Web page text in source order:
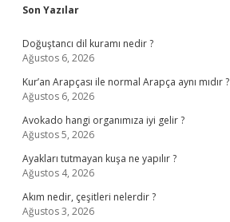
Sidebar
Son Yazılar
Doğuştancı dil kuramı nedir ?
Ağustos 6, 2026
Kur’an Arapçası ile normal Arapça aynı mıdır ?
Ağustos 6, 2026
Avokado hangi organımıza iyi gelir ?
Ağustos 5, 2026
Ayakları tutmayan kuşa ne yapılır ?
Ağustos 4, 2026
Akım nedir, çeşitleri nelerdir ?
Ağustos 3, 2026